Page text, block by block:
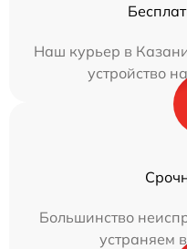
Наш курьер в
устройство
Большинство
устраняем